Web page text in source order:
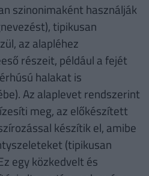
szinonimaként használják
tipikusan
az alapléhez
részeit, például a fejét
halakat is
Az alaplevet rendszerint
meg, az előkészített
készítik el, amibe
(tipikusan
egy közkedvelt és